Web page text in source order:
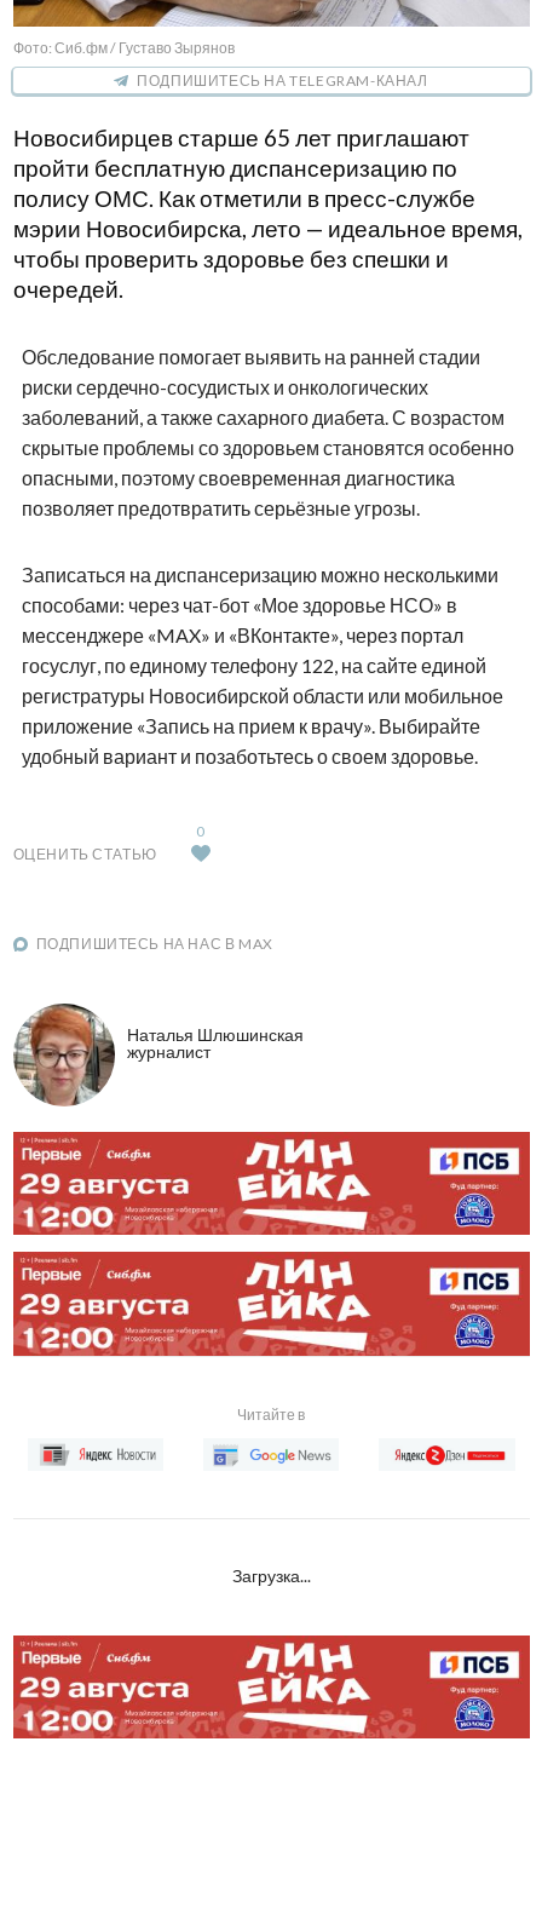
Фото: Сиб.фм / Густаво Зырянов
ПОДПИШИТЕСЬ НА TELEGRAM-КАНАЛ
Новосибирцев старше 65 лет приглашают
пройти бесплатную диспансеризацию по
полису ОМС. Как отметили в пресс-службе
мэрии Новосибирска, лето — идеальное время,
чтобы проверить здоровье без спешки и
очередей.
Обследование помогает выявить на ранней стадии
риски сердечно-сосудистых и онкологических
заболеваний, а также сахарного диабета. С возрастом
скрытые проблемы со здоровьем становятся особенно
опасными, поэтому своевременная диагностика
позволяет предотвратить серьёзные угрозы.
Записаться на диспансеризацию можно несколькими
способами: через чат-бот «Мое здоровье НСО» в
мессенджере «MAX» и «ВКонтакте», через портал
госуслуг, по единому телефону 122, на сайте единой
регистратуры Новосибирской области или мобильное
приложение «Запись на прием к врачу». Выбирайте
удобный вариант и позаботьтесь о своем здоровье.
ОЦЕНИТЬ СТАТЬЮ
0
ПОДПИШИТЕСЬ НА НАС В MAX
Наталья Шлюшинская
журналист
Читайте в
Загрузка...